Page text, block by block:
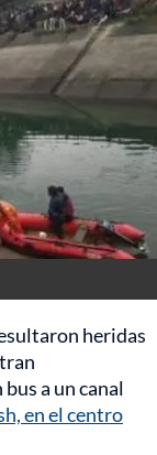
heridas
a un canal
en el centro